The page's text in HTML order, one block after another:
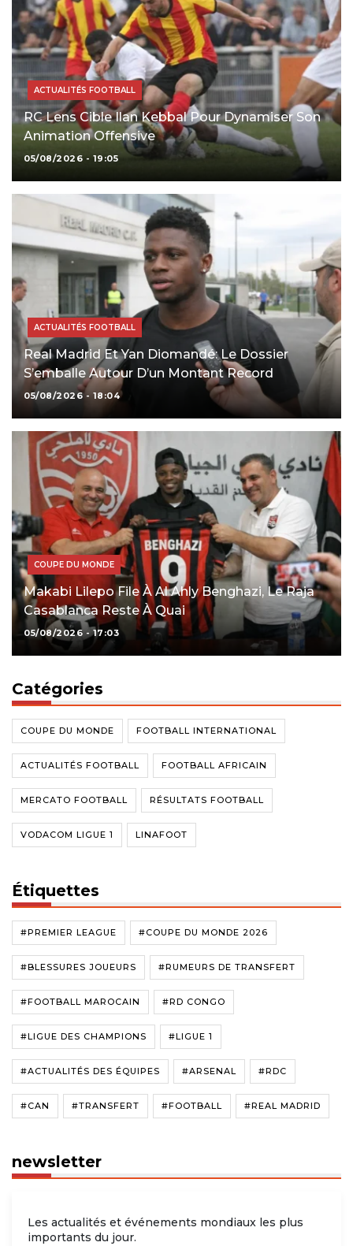
ACTUALITÉS FOOTBALL
RC Lens Cible Ilan Kebbal Pour Dynamiser Son
Animation Offensive
05/08/2026 - 19:05
ACTUALITÉS FOOTBALL
Real Madrid Et Yan Diomandé: Le Dossier
S’emballe Autour D’un Montant Record
05/08/2026 - 18:04
COUPE DU MONDE
Makabi Lilepo File À Al Ahly Benghazi, Le Raja
Casablanca Reste À Quai
05/08/2026 - 17:03
Catégories
COUPE DU MONDE FOOTBALL INTERNATIONAL
ACTUALITÉS FOOTBALL FOOTBALL AFRICAIN
MERCATO FOOTBALL RÉSULTATS FOOTBALL
VODACOM LIGUE 1 LINAFOOT
Étiquettes
#PREMIER LEAGUE #COUPE DU MONDE 2026
#BLESSURES JOUEURS #RUMEURS DE TRANSFERT
#FOOTBALL MAROCAIN #RD CONGO
#LIGUE DES CHAMPIONS #LIGUE 1
#ACTUALITÉS DES ÉQUIPES #ARSENAL #RDC
#CAN #TRANSFERT #FOOTBALL #REAL MADRID
newsletter
Les actualités et événements mondiaux les plus
importants du jour.